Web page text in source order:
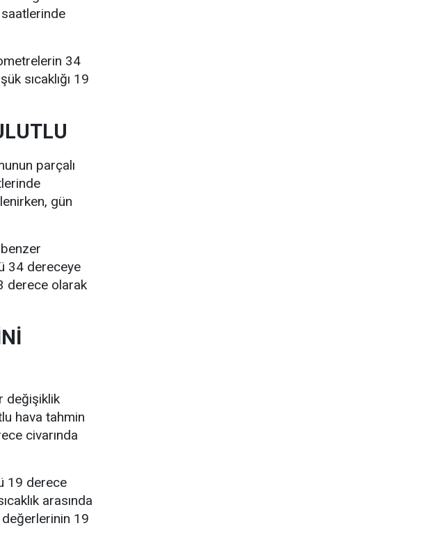
34
sıcaklığı 19
parçalı
gün
34 dereceye
derece olarak
değişiklik
hava tahmin
civarında
19 derece
arasında
19